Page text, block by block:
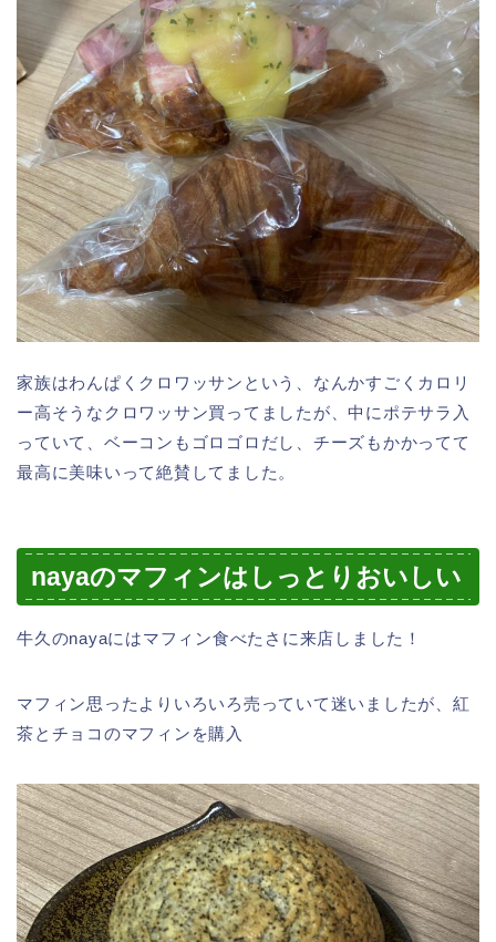
家族はわんぱくクロワッサンという、なんかすごくカロリ
ー高そうなクロワッサン買ってましたが、中にポテサラ入
っていて、ベーコンもゴロゴロだし、チーズもかかってて
最高に美味いって絶賛してました。
nayaのマフィンはしっとりおいしい
牛久のnayaにはマフィン食べたさに来店しました！
マフィン思ったよりいろいろ売っていて迷いましたが、紅
茶とチョコのマフィンを購入